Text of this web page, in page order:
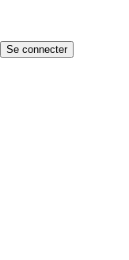
Se connecter